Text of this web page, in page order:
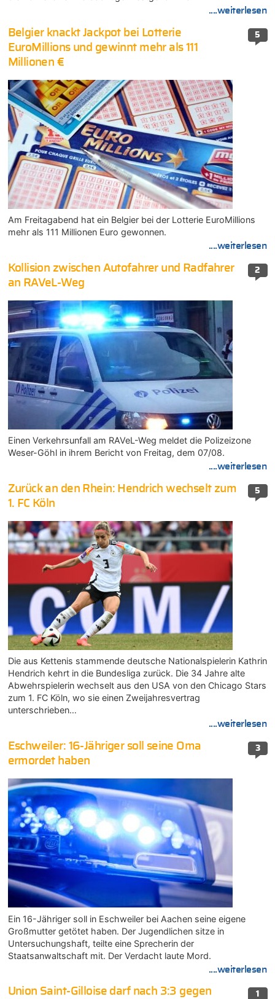
....weiterlesen
5
Belgier knackt Jackpot bei Lotterie
EuroMillions und gewinnt mehr als 111
Millionen €
Am Freitagabend hat ein Belgier bei der Lotterie EuroMillions
mehr als 111 Millionen Euro gewonnen.
....weiterlesen
2
Kollision zwischen Autofahrer und Radfahrer
an RAVeL-Weg
Einen Verkehrsunfall am RAVeL-Weg meldet die Polizeizone
Weser-Göhl in ihrem Bericht von Freitag, dem 07/08.
....weiterlesen
5
Zurück an den Rhein: Hendrich wechselt zum
1. FC Köln
Die aus Kettenis stammende deutsche Nationalspielerin Kathrin
Hendrich kehrt in die Bundesliga zurück. Die 34 Jahre alte
Abwehrspielerin wechselt aus den USA von den Chicago Stars
zum 1. FC Köln, wo sie einen Zweijahresvertrag
unterschrieben…
....weiterlesen
3
Eschweiler: 16-Jähriger soll seine Oma
ermordet haben
Ein 16-Jähriger soll in Eschweiler bei Aachen seine eigene
Großmutter getötet haben. Der Jugendlichen sitze in
Untersuchungshaft, teilte eine Sprecherin der
Staatsanwaltschaft mit. Der Verdacht laute Mord.
....weiterlesen
1
Union Saint-Gilloise darf nach 3:3 gegen